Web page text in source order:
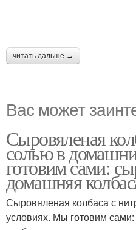
читать дальше →
Вас может
Сыровяленая
солью в
готовим сами:
домашняя
Сыровяленая колбаса с
условиях. Мы готовим